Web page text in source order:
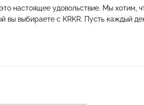
настоящее удовольствие. Мы
вы выбираете с KRKR. Пусть каждый